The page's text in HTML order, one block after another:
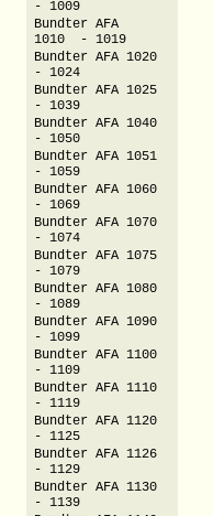
- 1009
Bundter AFA
1010 - 1019
Bundter AFA 1020
- 1024
Bundter AFA 1025
- 1039
Bundter AFA 1040
- 1050
Bundter AFA 1051
- 1059
Bundter AFA 1060
- 1069
Bundter AFA 1070
- 1074
Bundter AFA 1075
- 1079
Bundter AFA 1080
- 1089
Bundter AFA 1090
- 1099
Bundter AFA 1100
- 1109
Bundter AFA 1110
- 1119
Bundter AFA 1120
- 1125
Bundter AFA 1126
- 1129
Bundter AFA 1130
- 1139